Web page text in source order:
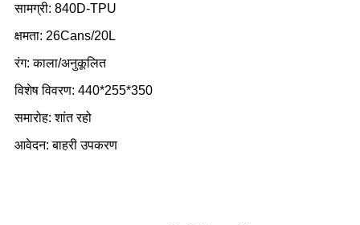
सामग्री: 840D-TPU
क्षमता: 26Cans/20L
रंग: काला/अनुकूलित
विशेष विवरण: 440*255*350
समारोह: शांत रहो
आवेदन: बाहरी उपकरण